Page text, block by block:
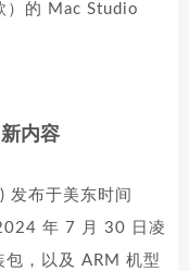
）的 Mac Studio
内容
布于美东时间
年 7 月 30 日凌
包，以及 ARM 机型